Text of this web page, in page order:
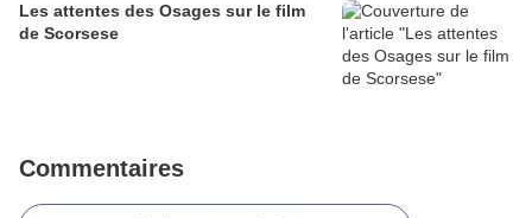
Les attentes des Osages sur le film
de Scorsese
Commentaires